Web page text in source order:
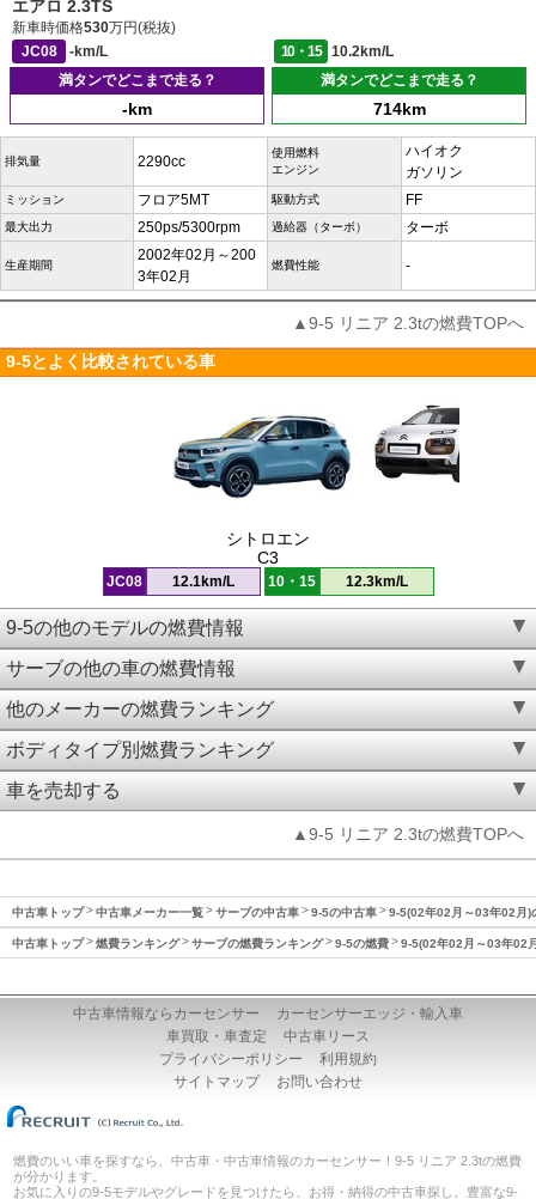
エアロ 2.3TS
新車時価格530万円(税抜)
JC08
-km/L 10・15
10.2km/L
満タンでどこまで走る？
-km
満タンでどこまで走る？
714km
排気量 2290cc
使用燃料
エンジン
ハイオク
ガソリン
ミッション フロア5MT 駆動方式 FF
最大出力 250ps/5300rpm 過給器（ターボ） ターボ
生産期間
2002年02月～200
3年02月
燃費性能 -
▲9-5 リニア 2.3tの燃費TOPへ
9-5とよく比較されている車
シトロエン
C3
JC08 12.1km/L 10・15 12.3km/L
9-5の他のモデルの燃費情報
サーブの他の車の燃費情報
他のメーカーの燃費ランキング
ボディタイプ別燃費ランキング
車を売却する
▲9-5 リニア 2.3tの燃費TOPへ
中古車トップ 中古車メーカー一覧 サーブの中古車 9-5の中古車 9-5(02年02月～03年02月)
中古車トップ 燃費ランキング サーブの燃費ランキング 9-5の燃費 9-5(02年02月～03年02
中古車情報ならカーセンサー
カーセンサーエッジ・輸入車
車買取・車査定
中古車リース
プライバシーポリシー
利用規約
サイトマップ
お問い合わせ
燃費のいい車を探すなら、中古車・中古車情報のカーセンサー！9-5 リニア 2.3tの燃費
が分かります。
お気に入りの9-5モデルやグレードを見つけたら、お得・納得の中古車探し。豊富な9-